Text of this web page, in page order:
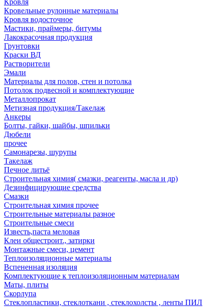
Кровля
Кровельные рулонные материалы
Кровля водосточное
Мастики, праймеры, битумы
Лакокрасочная продукция
Грунтовки
Краски ВД
Растворители
Эмали
Материалы для полов, стен и потолка
Потолок подвесной и комплектующие
Металлопрокат
Метизная продукция/Такелаж
Анкеры
Болты, гайки, шайбы, шпильки
Дюбели
прочее
Самонарезы, шурупы
Такелаж
Печное литьё
Строительная химия( смазки, реагенты, масла и др)
Дезинфицирующие средства
Смазки
Строительная химия прочее
Строительные материалы разное
Строительные смеси
Известь,паста меловая
Клеи общестроит., затирки
Монтажные смеси, цемент
Теплоизоляционные материалы
Вспененная изоляция
Комплектующие к теплоизоляционным материалам
Маты, плиты
Скорлупа
Стеклопластики, стеклоткани , стеклохолсты , ленты ПИЛ